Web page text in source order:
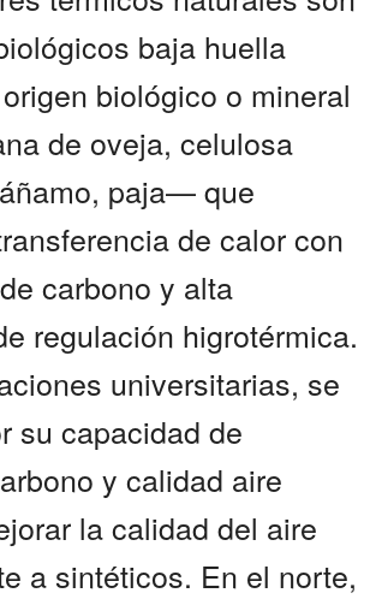
baja huella
biológico o mineral
de oveja, celulosa
paja— que
de calor con
carbono y alta
regulación higrotérmica.
universitarias, se
su capacidad de
y calidad aire
la calidad del aire
a sintéticos. En el norte,